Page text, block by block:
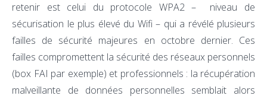
retenir est celui du protocole WPA2 – niveau de
sécurisation le plus élevé du Wifi – qui a révélé plusieurs
failles de sécurité majeures en octobre dernier. Ces
failles compromettent la sécurité des réseaux personnels
(box FAI par exemple) et professionnels : la récupération
malveillante de données personnelles semblait alors